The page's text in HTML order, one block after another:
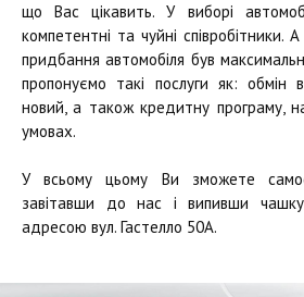
що Вас цікавить. У виборі
компетентні та чуйні
придбання автомобіля був
пропонуємо такі послуги як: обмін
новий, а також кредитну програму,
умовах.
У всьому цьому Ви зможете
завітавши до нас і випивши
адресою вул. Гастелло 50А.